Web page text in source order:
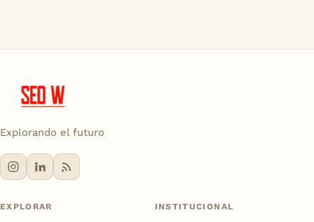
Explorando el futuro
EXPLORAR INSTITUCIONAL